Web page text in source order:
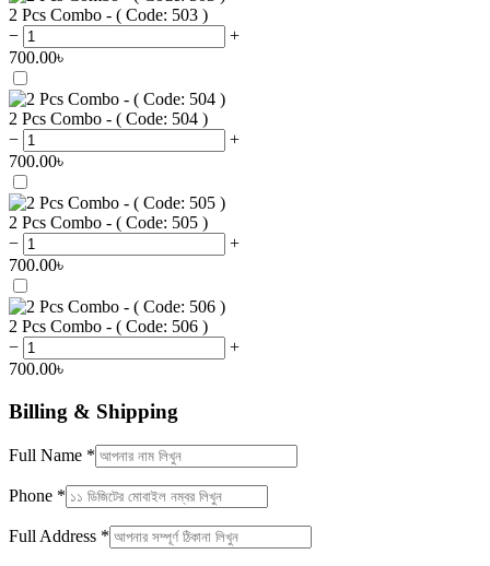
2 Pcs Combo - ( Code: 503 )
−
+
700.00৳
2 Pcs Combo - ( Code: 504 )
−
+
700.00৳
2 Pcs Combo - ( Code: 505 )
−
+
700.00৳
2 Pcs Combo - ( Code: 506 )
−
+
700.00৳
Billing & Shipping
Full Name *
Phone *
Full Address *